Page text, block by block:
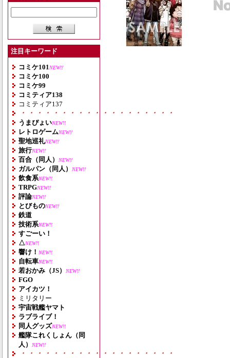
注目キーワード
コミケ101 NEW!!
コミケ100
コミケ99
コミティア138
コミティア137
・・・・・・・・・・・・・・・・・・・
うまぴょいNEW!!
レトロゲームNEW!!
聖地巡礼NEW!!
旅行NEW!!
百合（同人） NEW!!
ガルパン（同人） NEW!!
飲食系NEW!!
TRPGNEW!!
評論NEW!!
とびものNEW!!
鉄道
技術系NEW!!
すごーい！
△NEW!!
響け！ NEW!!
自転車NEW!!
若おかみ（JS） NEW!!
FGO
アイカツ！
ミリタリー
宇宙戦艦ヤマト
ラブライブ！
同人グッズNEW!!
艦隊これくしょん（同
人）
NEW!!
・・・・・・・・・・・・・・・・・・・